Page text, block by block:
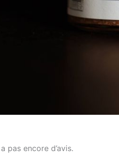
a pas encore d’avis.